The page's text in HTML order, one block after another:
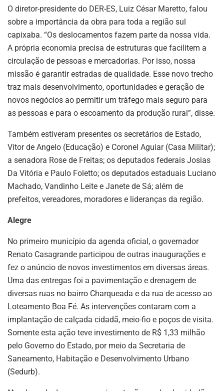
O diretor-presidente do DER-ES, Luiz César Maretto, falou
sobre a importância da obra para toda a região sul
capixaba. “Os deslocamentos fazem parte da nossa vida.
A própria economia precisa de estruturas que facilitem a
circulação de pessoas e mercadorias. Por isso, nossa
missão é garantir estradas de qualidade. Esse novo trecho
traz mais desenvolvimento, oportunidades e geração de
novos negócios ao permitir um tráfego mais seguro para
as pessoas e para o escoamento da produção rural”, disse.
Também estiveram presentes os secretários de Estado,
Vitor de Angelo (Educação) e Coronel Aguiar (Casa Militar);
a senadora Rose de Freitas; os deputados federais Josias
Da Vitória e Paulo Foletto; os deputados estaduais Luciano
Machado, Vandinho Leite e Janete de Sá; além de
prefeitos, vereadores, moradores e lideranças da região.
Alegre
No primeiro município da agenda oficial, o governador
Renato Casagrande participou de outras inaugurações e
fez o anúncio de novos investimentos em diversas áreas.
Uma das entregas foi a pavimentação e drenagem de
diversas ruas no bairro Charqueada e da rua de acesso ao
Loteamento Boa Fé. As intervenções contaram com a
implantação de calçada cidadã, meio-fio e poços de visita.
Somente esta ação teve investimento de R$ 1,33 milhão
pelo Governo do Estado, por meio da Secretaria de
Saneamento, Habitação e Desenvolvimento Urbano
(Sedurb).